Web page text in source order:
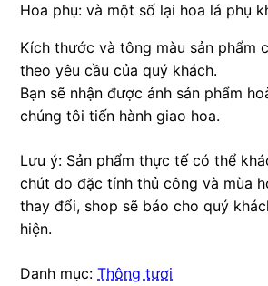
Hoa phụ: và một số lại hoa lá phụ
Kích thước và tông màu sản phẩm
theo yêu cầu của quý khách.
Bạn sẽ nhận được ảnh sản phẩm
chúng tôi tiến hành giao hoa.
Lưu ý: Sản phẩm thực tế có thể
chút do đặc tính thủ công và mùa
thay đổi, shop sẽ báo cho quý
hiện.
Danh mục:Thông tươi